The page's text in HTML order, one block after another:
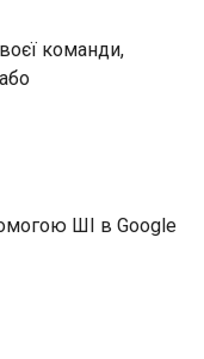
команди,
ШІ в Google